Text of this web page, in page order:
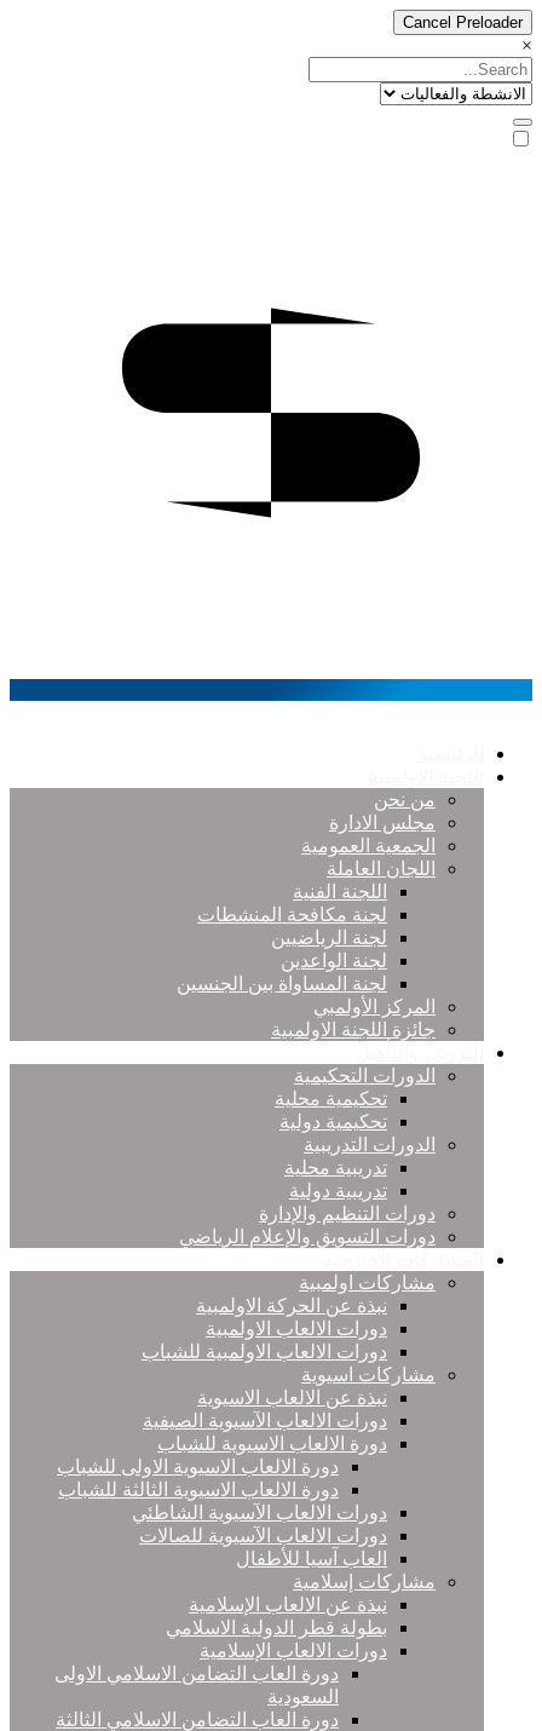
Cancel Preloader
×
من نحن
مجلس الادارة
الجمعية العمومية
اللجان العاملة
اللجنة الفنية
لجنة مكافحة المنشطات
لجنة الرياضيين
لجنة الواعدين
لجنة المساواة بين الجنسين
المركز الأولمبي
جائزة اللجنة الاولمبية
الدورات التحكيمية
تحكيمية محلية
تحكيمية دولية
الدورات التدريبية
تدريبية محلية
تدريبية دولية
دورات التنظيم والإدارة
دورات التسويق والإعلام الرياضي
مشاركات اولمبية
نبذة عن الحركة الاولمبية
دورات الالعاب الاولمبية
دورات الالعاب الاولمبية للشباب
مشاركات اسيوية
نبذة عن الالعاب الاسيوية
دورات الالعاب الآسيوية الصيفية
دورة الالعاب الاسيوية للشباب
دورة الالعاب الاسيوية الاولى للشباب
دورة الالعاب الاسيوية الثالثة للشباب
دورات الالعاب الآسيوية الشاطئي
دورات الالعاب الآسيوية للصالات
العاب آسيا للأطفال
مشاركات إسلامية
نبذة عن الالعاب الإسلامية
بطولة قطر الدولية الاسلامي
دورات الالعاب الإسلامية
دورة العاب التضامن الاسلامي الاولى
السعودية
دورة العاب التضامن الاسلامي الثالثة